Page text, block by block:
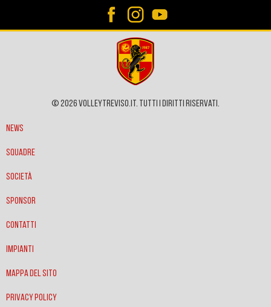
© 2026 VOLLEYTREVISO.IT. Tutti i diritti riservati.
News
Squadre
Società
Sponsor
Contatti
Impianti
Mappa del sito
Privacy policy